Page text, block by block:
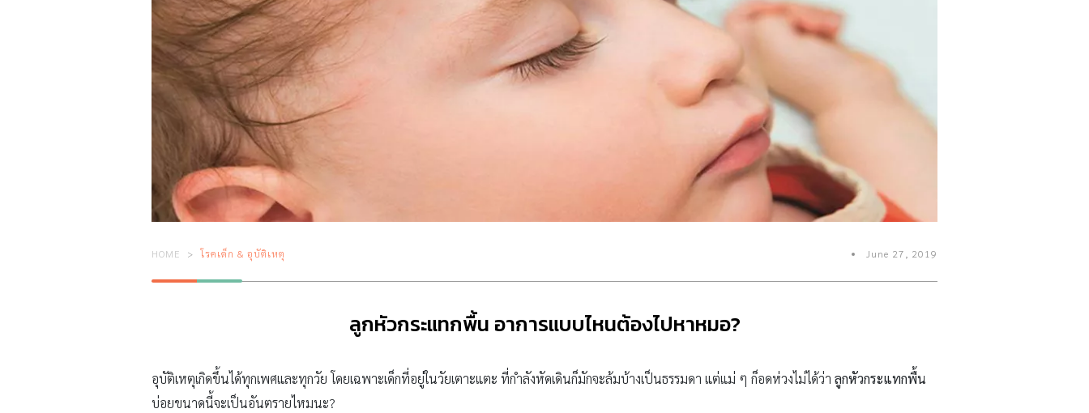
HOME โรคเด็ก & อุบัติเหตุ June 27, 2019
ลูกหัวกระแทกพื้น อาการแบบไหนต้องไปหาหมอ?
อุบัติเหตุเกิดขึ้นได้ทุกเพศและทุกวัย โดยเฉพาะเด็กที่อยู่ในวัยเตาะแตะ ที่กำลังหัดเดินก็มักจะล้มบ้างเป็นธรรมดา แต่แม่ ๆ ก็อดห่วงไม่ได้ว่า ลูกหัวกระแทกพื้น
บ่อยขนาดนี้จะเป็นอันตรายไหมนะ?